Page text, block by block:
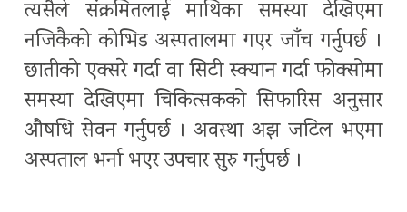
त्यसैले संक्रमितलाई माथिका समस्या देखिएमा
नजिकैको कोभिड अस्पतालमा गएर जाँच गर्नुपर्छ ।
छातीको एक्सरे गर्दा वा सिटी स्क्यान गर्दा फोक्सोमा
समस्या देखिएमा चिकित्सकको सिफारिस अनुसार
औषधि सेवन गर्नुपर्छ । अवस्था अझ जटिल भएमा
अस्पताल भर्ना भएर उपचार सुरु गर्नुपर्छ ।